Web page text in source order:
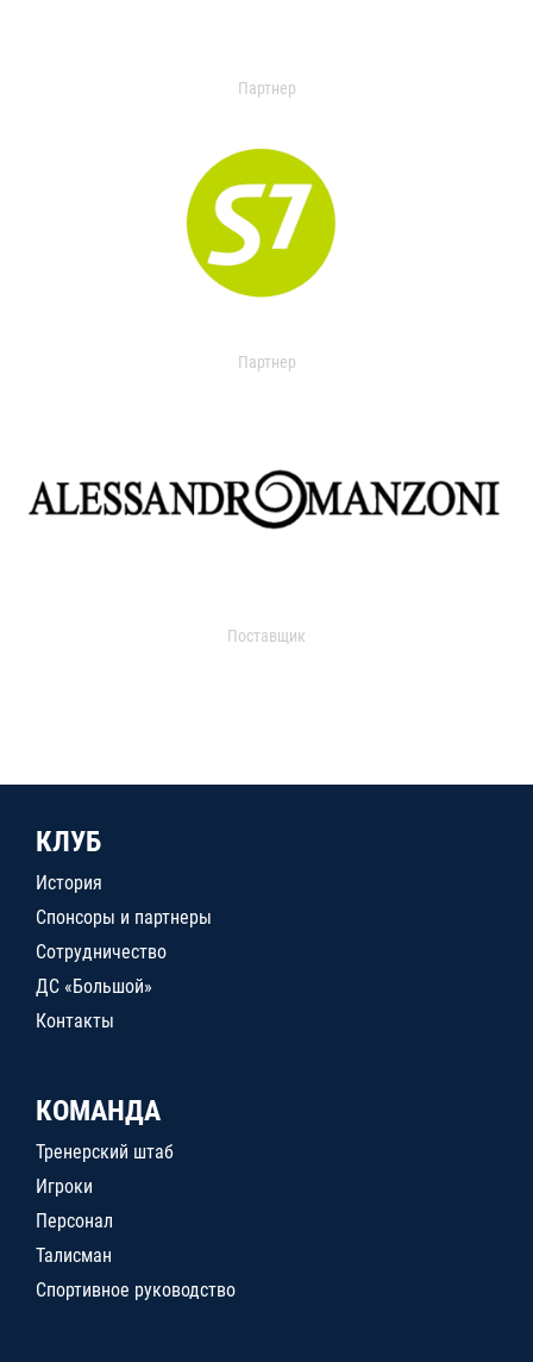
Партнер
Партнер
Поставщик
КЛУБ
История
Спонсоры и партнеры
Сотрудничество
ДС «Большой»
Контакты
КОМАНДА
Тренерский штаб
Игроки
Персонал
Талисман
Спортивное руководство